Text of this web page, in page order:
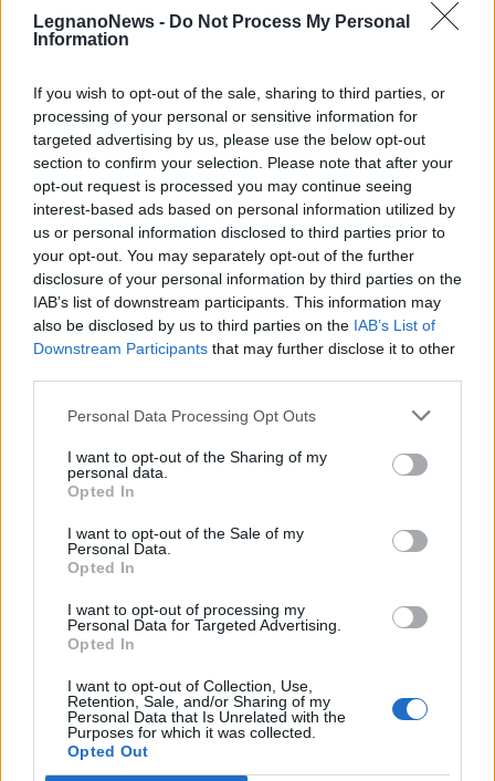
LegnanoNews - Do Not Process My Personal
Information
If you wish to opt-out of the sale, sharing to third parties, or
processing of your personal or sensitive information for
targeted advertising by us, please use the below opt-out
section to confirm your selection. Please note that after your
opt-out request is processed you may continue seeing
interest-based ads based on personal information utilized by
us or personal information disclosed to third parties prior to
your opt-out. You may separately opt-out of the further
disclosure of your personal information by third parties on the
IAB’s list of downstream participants. This information may
also be disclosed by us to third parties on the IAB’s List of
Downstream Participants that may further disclose it to other
Personal Data Processing Opt Outs
I want to opt-out of the Sharing of my
personal data.
Opted In
I want to opt-out of the Sale of my
Personal Data.
Opted In
I want to opt-out of processing my
Personal Data for Targeted Advertising.
Opted In
I want to opt-out of Collection, Use,
Retention, Sale, and/or Sharing of my
Personal Data that Is Unrelated with the
Purposes for which it was collected.
Opted Out
Commenti
Accedioregistratiper commentare questo
L'email è richiesta ma non verrà mostrata ai visitatori. Il contenuto di questo
di VareseNews.it, che rimane autonoma e indipendente. I messaggi inclusi nei
commenti non sono testi giornalistici, ma post inviati dai singoli lettori che
possono essere automaticamente pubblicati senza filtro preventivo. I commenti
che includano uno o più link a siti esterni verranno rimossi in automatico dal